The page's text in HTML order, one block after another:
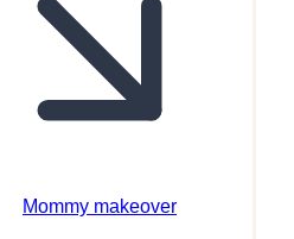
Mommy makeover